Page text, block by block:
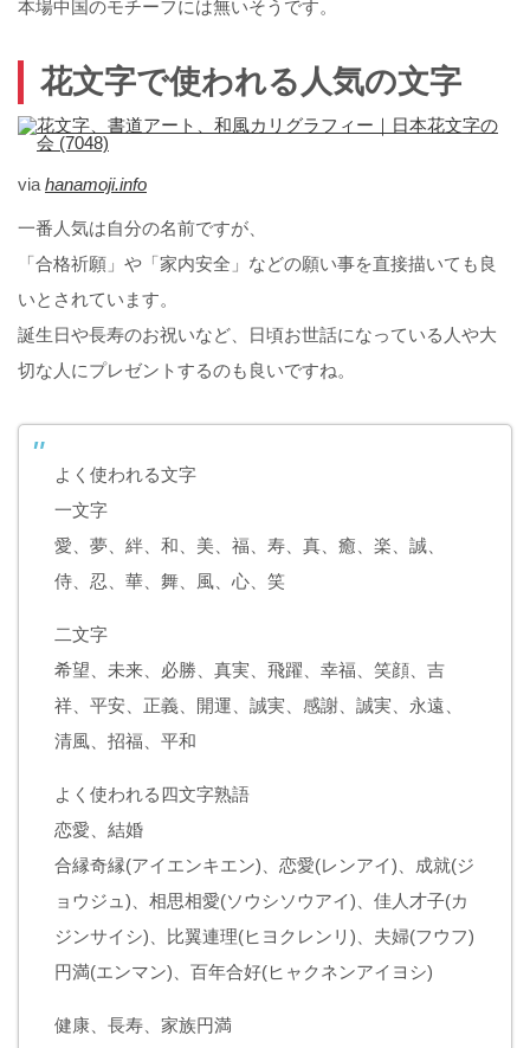
本場中国のモチーフには無いそうです。
花文字で使われる人気の文字
via hanamoji.info
一番人気は自分の名前ですが、
「合格祈願」や「家内安全」などの願い事を直接描いても良
いとされています。
誕生日や長寿のお祝いなど、日頃お世話になっている人や大
切な人にプレゼントするのも良いですね。
よく使われる文字
一文字
愛、夢、絆、和、美、福、寿、真、癒、楽、誠、
侍、忍、華、舞、風、心、笑
二文字
希望、未来、必勝、真実、飛躍、幸福、笑顔、吉
祥、平安、正義、開運、誠実、感謝、誠実、永遠、
清風、招福、平和
よく使われる四文字熟語
恋愛、結婚
合縁奇縁(アイエンキエン)、恋愛(レンアイ)、成就(ジ
ョウジュ)、相思相愛(ソウシソウアイ)、佳人才子(カ
ジンサイシ)、比翼連理(ヒヨクレンリ)、夫婦(フウフ)
円満(エンマン)、百年合好(ヒャクネンアイヨシ)
健康、長寿、家族円満